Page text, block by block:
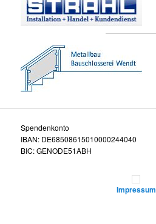
Spendenkonto
IBAN: DE68508615010000244040
BIC: GENODE51ABH
Impressum